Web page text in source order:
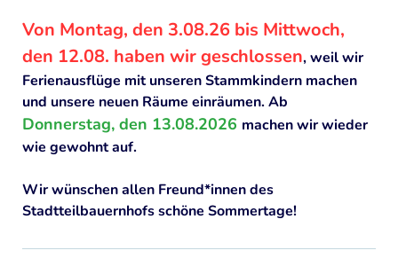
Permakulturgarten
Naturkinderladen Die Eselfreunde
Sanierung des Stadtteilbauernhofs
ARCHIV
Naturentdeckerprojekt "Summ, summ und Iaah"
Outdorrküche/Inklusion
Von Montag, den 3.08.26 bis Mittwoch,
den 12.08. haben wir geschlossen, weil wir
Ferienausflüge mit unseren Stammkindern machen
und unsere neuen Räume einräumen. Ab
Donnerstag, den 13.08.2026 machen wir wieder
wie gewohnt auf.
Wir wünschen allen Freund*innen des
Stadtteilbauernhofs schöne Sommertage!